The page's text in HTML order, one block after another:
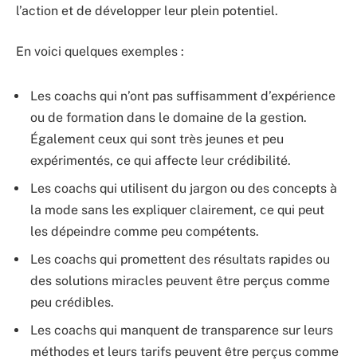
l’action et de développer leur plein potentiel.
En voici quelques exemples :
Les coachs qui n’ont pas suffisamment d’expérience
ou de formation dans le domaine de la gestion.
Également ceux qui sont très jeunes et peu
expérimentés, ce qui affecte leur crédibilité.
Les coachs qui utilisent du jargon ou des concepts à
la mode sans les expliquer clairement, ce qui peut
les dépeindre comme peu compétents.
Les coachs qui promettent des résultats rapides ou
des solutions miracles peuvent être perçus comme
peu crédibles.
Les coachs qui manquent de transparence sur leurs
méthodes et leurs tarifs peuvent être perçus comme